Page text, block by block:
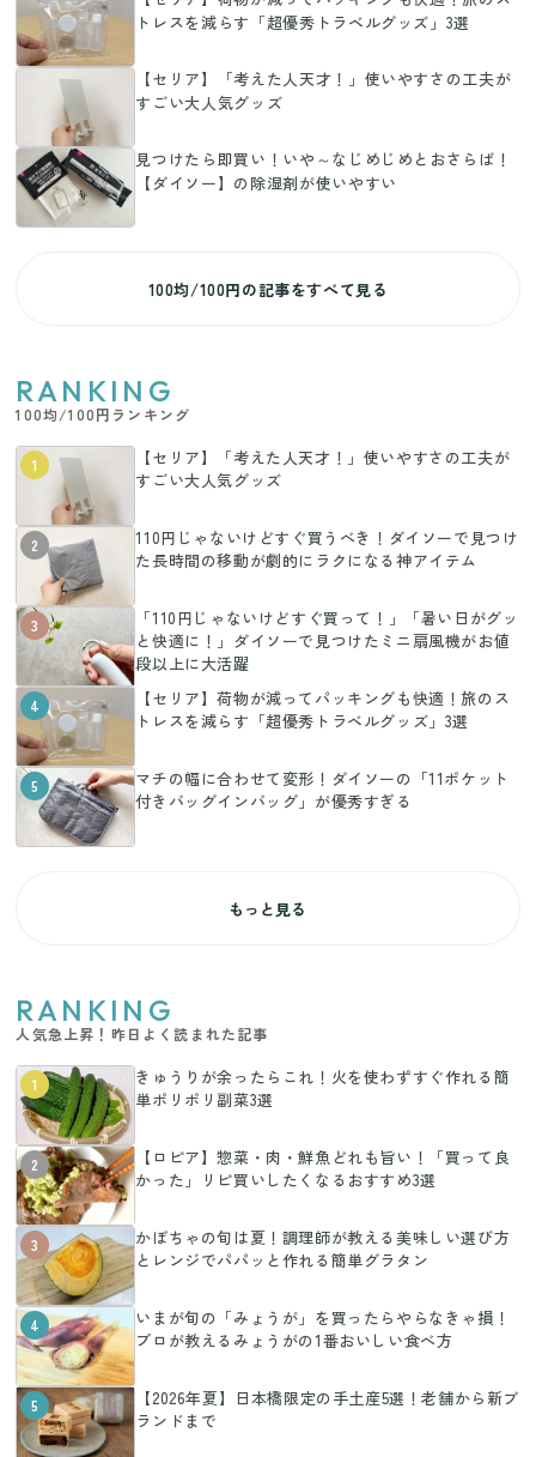
トレスを減らす「超優秀トラベルグッズ」3選
【セリア】「考えた人天才！」使いやすさの工夫が
すごい大人気グッズ
見つけたら即買い！いや～なじめじめとおさらば！
【ダイソー】の除湿剤が使いやすい
100均/100円の記事をすべて見る
RANKING
100均/100円ランキング
1
【セリア】「考えた人天才！」使いやすさの工夫が
すごい大人気グッズ
2
110円じゃないけどすぐ買うべき！ダイソーで見つけ
た長時間の移動が劇的にラクになる神アイテム
3
「110円じゃないけどすぐ買って！」「暑い日がグッ
と快適に！」ダイソーで見つけたミニ扇風機がお値
段以上に大活躍
4
【セリア】荷物が減ってパッキングも快適！旅のス
トレスを減らす「超優秀トラベルグッズ」3選
5
マチの幅に合わせて変形！ダイソーの「11ポケット
付きバッグインバッグ」が優秀すぎる
もっと見る
RANKING
人気急上昇！昨日よく読まれた記事
1
きゅうりが余ったらこれ！火を使わずすぐ作れる簡
単ポリポリ副菜3選
2
【ロピア】惣菜・肉・鮮魚どれも旨い！「買って良
かった」リピ買いしたくなるおすすめ3選
3
かぼちゃの旬は夏！調理師が教える美味しい選び方
とレンジでパパッと作れる簡単グラタン
4
いまが旬の「みょうが」を買ったらやらなきゃ損！
プロが教えるみょうがの1番おいしい食べ方
5
【2026年夏】日本橋限定の手土産5選！老舗から新ブ
ランドまで